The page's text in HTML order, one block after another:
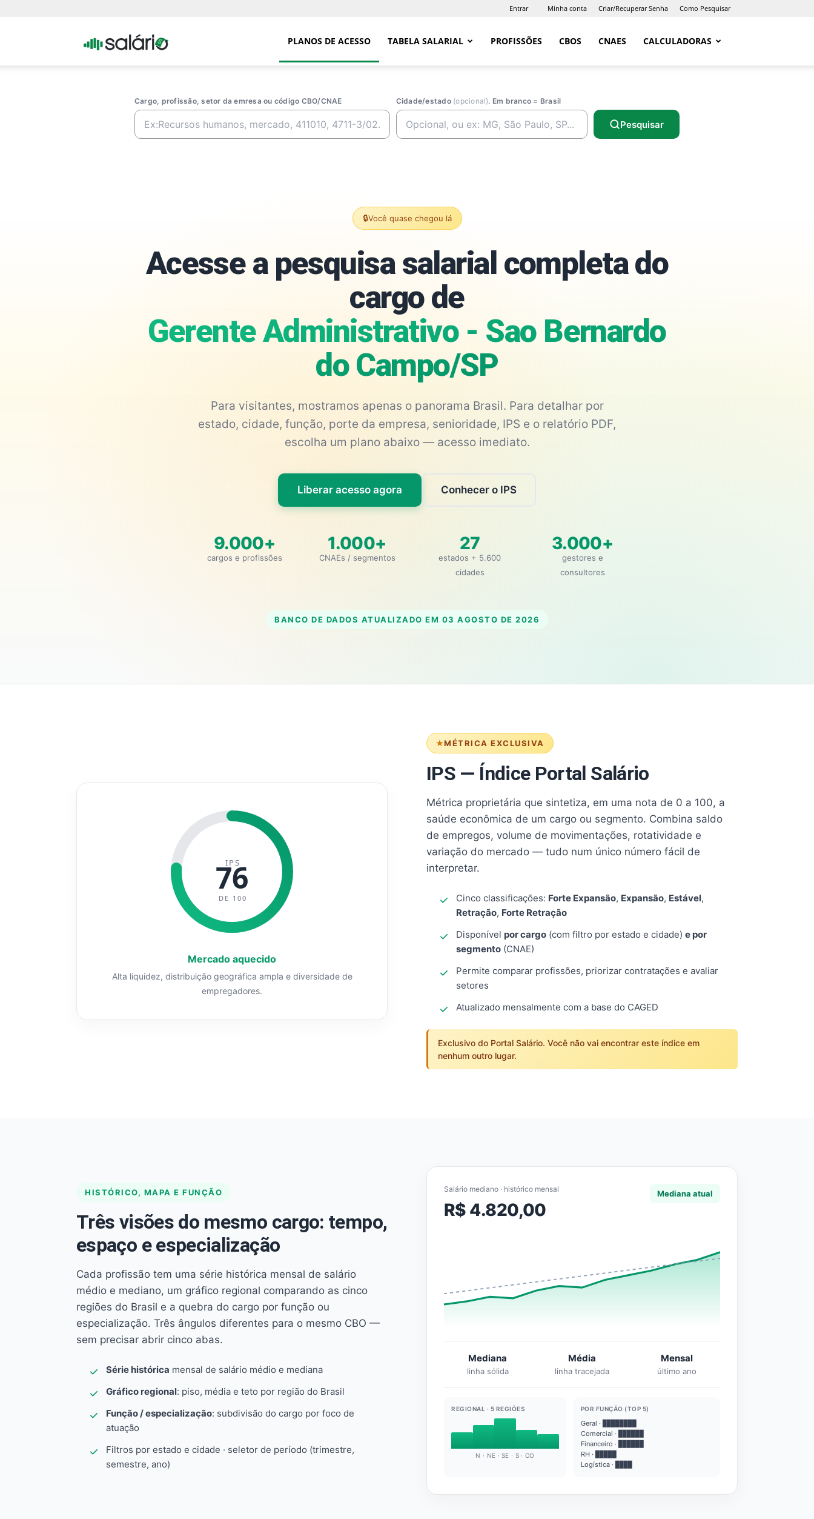
Entrar Minha conta Criar/Recuperar Senha Como Pesquisar
Portal PLANOS DE ACESSO TABELA SALARIAL PROFISSÕES CBOS CNAES CALCULADORAS
Cargo, profissão, setor da emresa ou código CBO/CNAE Cidade/estado (opcional). Em branco = Brasil
Pesquisar
🔒Você quase chegou lá
Acesse a pesquisa salarial completa do
cargo de
Gerente Administrativo - Sao Bernardo
do Campo/SP
Para visitantes, mostramos apenas o panorama Brasil. Para detalhar por
estado, cidade, função, porte da empresa, senioridade, IPS e o relatório PDF,
escolha um plano abaixo — acesso imediato.
Liberar acesso agora Conhecer o IPS
9.000+
cargos e profissões
1.000+
CNAEs / segmentos
27
estados + 5.600
cidades
3.000+
gestores e
consultores
BANCO DE DADOS ATUALIZADO EM 03 AGOSTO DE 2026
MÉTRICA EXCLUSIVA
IPS — Índice Portal Salário
Métrica proprietária que sintetiza, em uma nota de 0 a 100, a
saúde econômica de um cargo ou segmento. Combina saldo
de empregos, volume de movimentações, rotatividade e
variação do mercado — tudo num único número fácil de
interpretar.
Cinco classificações: Forte Expansão, Expansão, Estável,
Retração, Forte Retração
Disponível por cargo (com filtro por estado e cidade) e por
segmento (CNAE)
Permite comparar profissões, priorizar contratações e avaliar
setores
Atualizado mensalmente com a base do CAGED
Exclusivo do Portal Salário. Você não vai encontrar este índice em
nenhum outro lugar.
IPS
76
DE 100
Mercado aquecido
Alta liquidez, distribuição geográfica ampla e diversidade de
empregadores.
HISTÓRICO, MAPA E FUNÇÃO
Três visões do mesmo cargo: tempo,
espaço e especialização
Cada profissão tem uma série histórica mensal de salário
médio e mediano, um gráfico regional comparando as cinco
regiões do Brasil e a quebra do cargo por função ou
especialização. Três ângulos diferentes para o mesmo CBO —
sem precisar abrir cinco abas.
Série histórica mensal de salário médio e mediana
Gráfico regional: piso, média e teto por região do Brasil
Função / especialização: subdivisão do cargo por foco de
atuação
Filtros por estado e cidade · seletor de período (trimestre,
semestre, ano)
Salário mediano · histórico mensal
R$ 4.820,00
Mediana atual
Mediana
linha sólida
Média
linha tracejada
Mensal
último ano
REGIONAL · 5 REGIÕES
N · NE · SE · S · CO
POR FUNÇÃO (TOP 5)
Geral · ████████
Comercial · ██████
Financeiro · ██████
RH · █████
Logística · ████